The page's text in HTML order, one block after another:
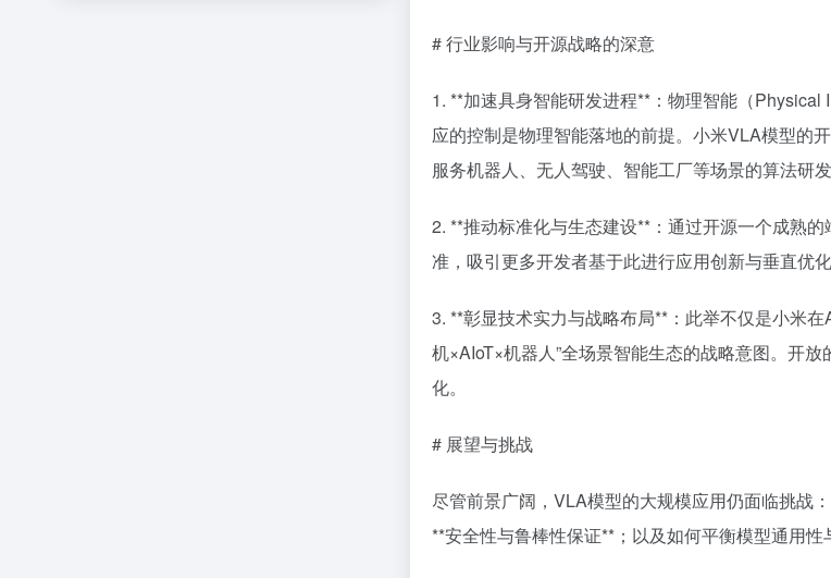
# 行业影响与开源战略的深意
1. **加速具身智能研发进程**：物理智能（
应的控制是物理智能落地的前提。小米VLA模型的
服务机器人、无人驾驶、智能工厂等场景的算法研发
2. **推动标准化与生态建设**：通过开源一个成熟
准，吸引更多开发者基于此进行应用创新与垂直优
3. **彰显技术实力与战略布局**：此举不仅是小米
机×AIoT×机器人”全场景智能生态的战略意图。开
化。
# 展望与挑战
尽管前景广阔，VLA模型的大规模应用仍面临挑战
**安全性与鲁棒性保证**；以及如何平衡模型通用性